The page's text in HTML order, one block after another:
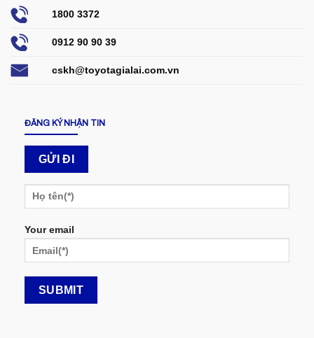
1800 3372
0912 90 90 39
cskh@toyotagialai.com.vn
ĐĂNG KÝ NHẬN TIN
Your email